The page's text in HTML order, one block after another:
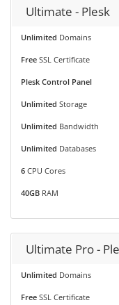
Ultimate - Plesk
Unlimited Domains
Free SSL Certificate
Plesk Control Panel
Unlimited Storage
Unlimited Bandwidth
Unlimited Databases
6 CPU Cores
40GB RAM
Ultimate Pro -
Unlimited Domains
Free SSL Certificate